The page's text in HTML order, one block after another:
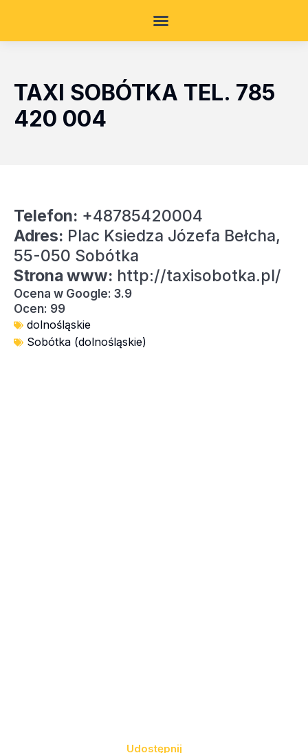
TAXI SOBÓTKA TEL. 785
420 004
Telefon: +48785420004
Adres: Plac Ksiedza Józefa Bełcha,
55-050 Sobótka
Strona www: http://taxisobotka.pl/
Ocena w Google: 3.9
Ocen: 99
dolnośląskie
Sobótka (dolnośląskie)
Udostępnij